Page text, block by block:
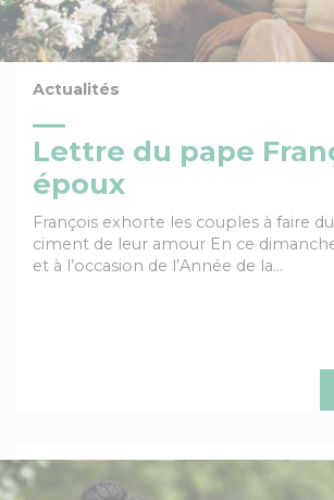
Actualités
Lettre du pape
époux
François exhorte les couples à faire
ciment de leur amour En ce
et à l’occasion de l’Année de la…